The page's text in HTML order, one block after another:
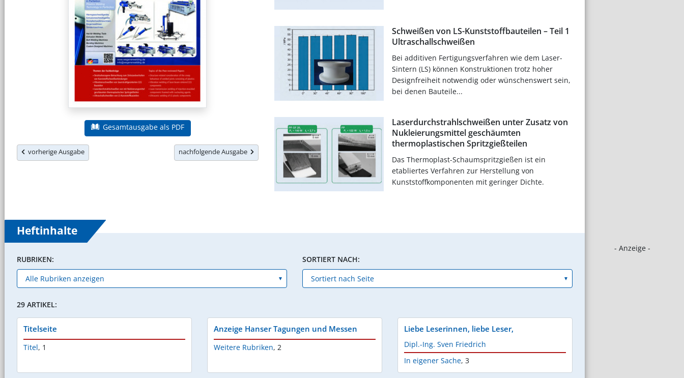
- Anzeige -
Gesamtausgabe als PDF
vorherige Ausgabe nachfolgende Ausgabe
Schweißen von LS-Kunststoffbauteilen – Teil 1
Ultraschallschweißen
Bei additiven Fertigungsverfahren wie dem Laser-
Sintern (LS) können Konstruktionen trotz hoher
Designfreiheit notwendig oder wünschenswert sein,
bei denen Bauteile...
Laserdurchstrahlschweißen unter Zusatz von
Nukleierungsmittel geschäumten
thermoplastischen Spritzgießteilen
Das Thermoplast-Schaumspritzgießen ist ein
etabliertes Verfahren zur Herstellung von
Kunststoffkomponenten mit geringer Dichte.
Heftinhalte
RUBRIKEN: SORTIERT NACH:
29 ARTIKEL:
Titelseite
Titel, 1
Anzeige Hanser Tagungen und Messen
Weitere Rubriken, 2
Liebe Leserinnen, liebe Leser,
Dipl.-Ing. Sven Friedrich
In eigener Sache, 3